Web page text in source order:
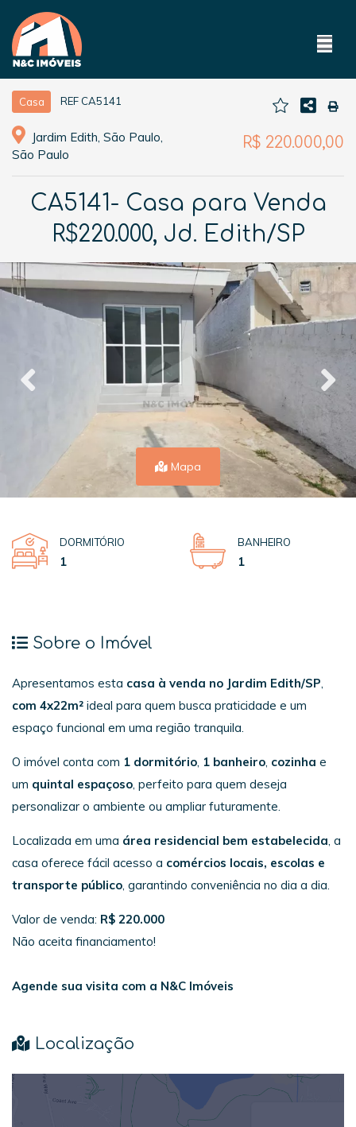
Casa REF CA5141
Jardim Edith, São Paulo,
São Paulo
R$ 220.000,00
CA5141- Casa para Venda
R$220.000, Jd. Edith/SP
Mapa
DORMITÓRIO
1
BANHEIRO
1
Sobre o Imóvel
Apresentamos esta casa à venda no Jardim Edith/SP,
com 4x22m² ideal para quem busca praticidade e um
espaço funcional em uma região tranquila.
O imóvel conta com 1 dormitório, 1 banheiro, cozinha e
um quintal espaçoso, perfeito para quem deseja
personalizar o ambiente ou ampliar futuramente.
Localizada em uma área residencial bem estabelecida, a
casa oferece fácil acesso a comércios locais, escolas e
transporte público, garantindo conveniência no dia a dia.
Valor de venda: R$ 220.000
Não aceita financiamento!
Agende sua visita com a N&C Imóveis
Localização